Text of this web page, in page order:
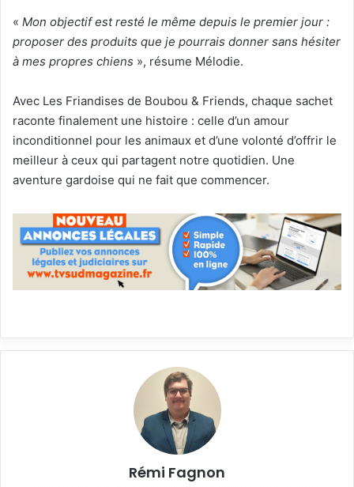
« Mon objectif est resté le même depuis le premier jour :
proposer des produits que je pourrais donner sans hésiter
à mes propres chiens », résume Mélodie.
Avec Les Friandises de Boubou & Friends, chaque sachet
raconte finalement une histoire : celle d’un amour
inconditionnel pour les animaux et d’une volonté d’offrir le
meilleur à ceux qui partagent notre quotidien. Une
aventure gardoise qui ne fait que commencer.
Rémi Fagnon